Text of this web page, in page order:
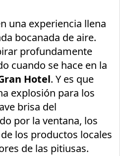
una experiencia llena
bocanada de aire.
profundamente
cuando se hace en la
Hotel. Y es que
explosión para los
brisa del
por la ventana, los
los productos locales
de las pitiusas.